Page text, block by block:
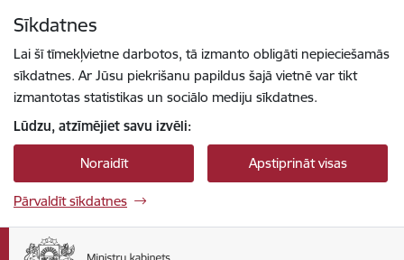
Sīkdatnes
Lai šī tīmekļvietne darbotos, tā izmanto obligāti nepieciešamās
sīkdatnes. Ar Jūsu piekrišanu papildus šajā vietnē var tikt
izmantotas statistikas un sociālo mediju sīkdatnes.
Lūdzu, atzīmējiet savu izvēli:
Noraidīt Apstiprināt visas
Pārvaldīt sīkdatnes